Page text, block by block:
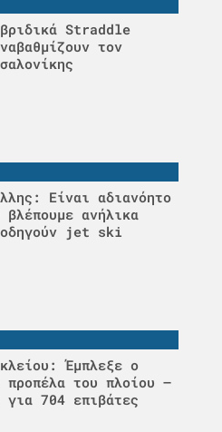
Straddle
τον
Είναι αδιανόητο
ανήλικα
οδηγούν jet ski
Έμπλεξε ο
προπέλα του πλοίου –
για 704 επιβάτες